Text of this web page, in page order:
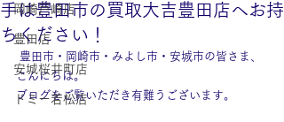
岡崎戸崎店
豊田店
安城桜井町店
ドミー若松店
手は豊田市の買取大吉豊田店へお持
ちください！
豊田市・岡崎市・みよし市・安城市の皆さま、
こんにちは。
ブログをご覧いただき有難うございます。